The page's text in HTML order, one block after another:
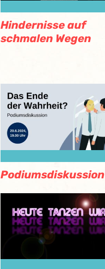
Hindernisse auf
schmalen Wegen
Podiumsdiskussion